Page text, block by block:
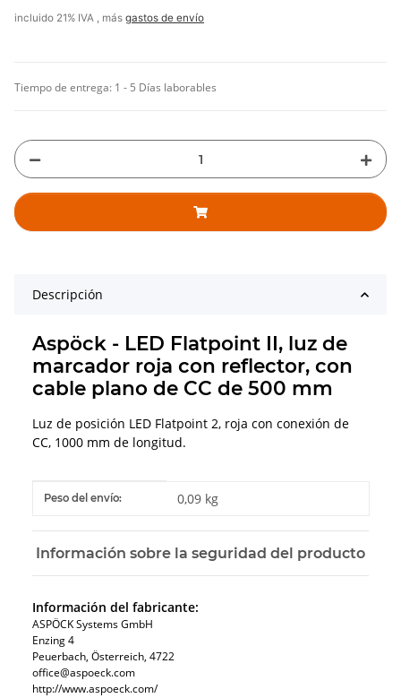
incluido 21% IVA , más gastos de envío
Tiempo de entrega: 1 - 5 Días laborables
Descripción
Aspöck - LED Flatpoint II, luz de
marcador roja con reflector, con
cable plano de CC de 500 mm
Luz de posición LED Flatpoint 2, roja con conexión de
CC, 1000 mm de longitud.
#productDetails.itemInformation#
#productDetails.itemValue#
Peso del envío: 0,09 kg
Información sobre la seguridad del producto
Información del fabricante:
ASPÖCK Systems GmbH
Enzing 4
Peuerbach, Österreich, 4722
office@aspoeck.com
http://www.aspoeck.com/